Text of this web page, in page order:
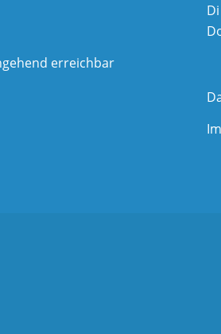
erreichbar